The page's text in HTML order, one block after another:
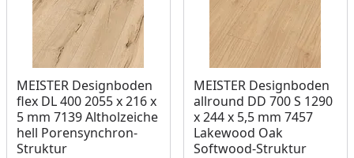
MEISTER Designboden
flex DL 400 2055 x 216 x
5 mm 7139 Altholzeiche
hell Porensynchron-
Struktur
Produkt am Lager
MEISTER Designboden
allround DD 700 S 1290
x 244 x 5,5 mm 7457
Lakewood Oak
Softwood-Struktur